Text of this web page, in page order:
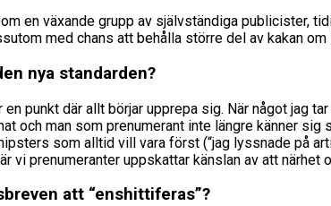
en växande grupp av självständiga publicister,
med chans att behålla större del av kakan
nya standarden?
punkt där allt börjar upprepa sig. När något jag
och man som prenumerant inte längre känner
som alltid vill vara först (“jag lyssnade på
vi prenumeranter uppskattar känslan av att närhet
att “enshittiferas”?